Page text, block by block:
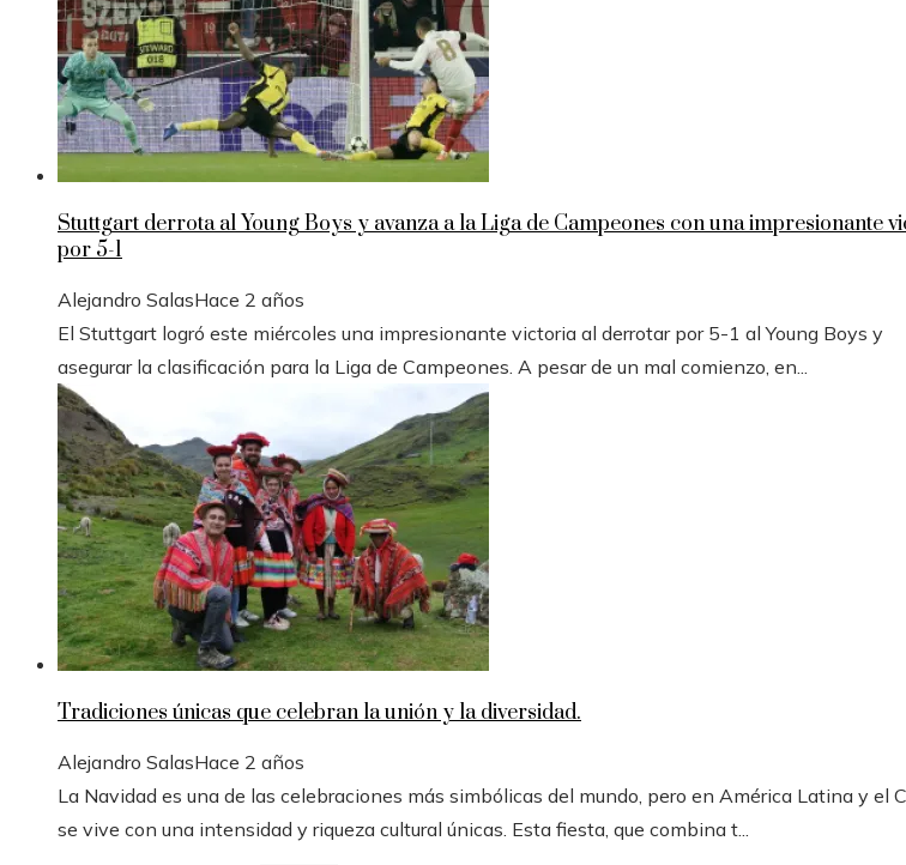
Stuttgart derrota al Young Boys y avanza a la Liga de Campeones con una impresionante
por 5-1
Alejandro SalasHace 2 años
El Stuttgart logró este miércoles una impresionante victoria al derrotar por 5-1 al Young Boys y
asegurar la clasificación para la Liga de Campeones. A pesar de un mal comienzo, en...
Tradiciones únicas que celebran la unión y la diversidad.
Alejandro SalasHace 2 años
La Navidad es una de las celebraciones más simbólicas del mundo, pero en América Latina y el
se vive con una intensidad y riqueza cultural únicas. Esta fiesta, que combina t...